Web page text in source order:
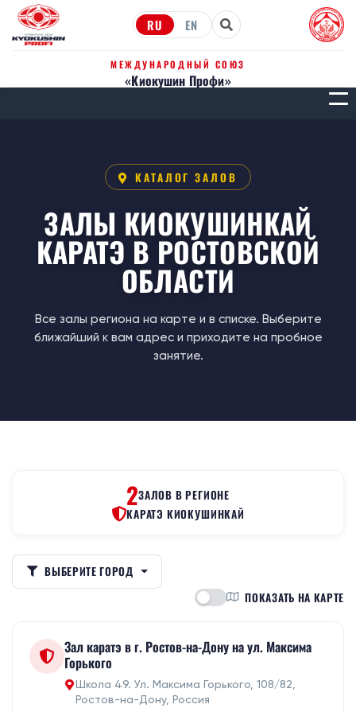
RU EN
МЕЖДУНАРОДНЫЙ СОЮЗ
«Киокушин Профи»
КАТАЛОГ ЗАЛОВ
ЗАЛЫ КИОКУШИНКАЙ
КАРАТЭ В РОСТОВСКОЙ
ОБЛАСТИ
Все залы региона на карте и в списке. Выберите
ближайший к вам адрес и приходите на пробное
занятие.
2ЗАЛОВ В РЕГИОНЕ
КАРАТЭ КИОКУШИНКАЙ
ВЫБЕРИТЕ ГОРОД
ПОКАЗАТЬ НА КАРТЕ
Зал каратэ в г. Ростов-на-Дону на ул. Максима
Горького
Школа 49. Ул. Максима Горького, 108/82,
Ростов-на-Дону, Россия